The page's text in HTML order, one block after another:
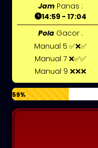
JamPanas :
14:59 - 17:04
PolaGacor :
Manual 5 ✅❌✅
Manual 7 ❌✅✅
Manual 9 ❌❌❌
59%